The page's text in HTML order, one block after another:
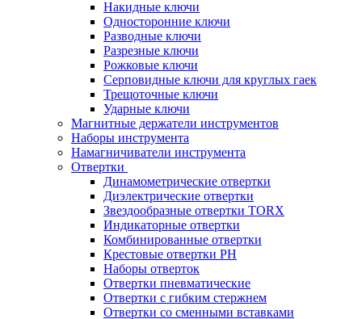
Накидные ключи
Односторонние ключи
Разводные ключи
Разрезные ключи
Рожковые ключи
Серповидные ключи для круглых гаек
Трещоточные ключи
Ударные ключи
Магнитные держатели инструментов
Наборы инструмента
Намагничиватели инструмента
Отвертки
Динамометрические отвертки
Диэлектрические отвертки
Звездообразные отвертки TORX
Индикаторные отвертки
Комбинированные отвертки
Крестовые отвертки PH
Наборы отверток
Отвертки пневматические
Отвертки с гибким стержнем
Отвертки со сменными вставками